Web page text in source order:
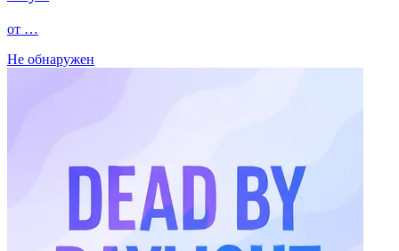
от …
Не обнаружен